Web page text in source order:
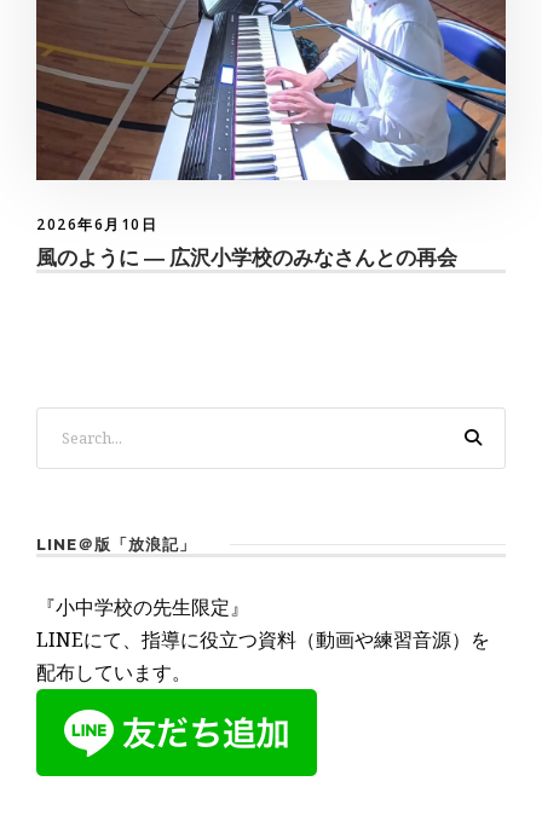
2026年6月10日
風のように ― 広沢小学校のみなさんとの再会
LINE＠版「放浪記」
『小中学校の先生限定』
LINEにて、指導に役立つ資料（動画や練習音源）を
配布しています。